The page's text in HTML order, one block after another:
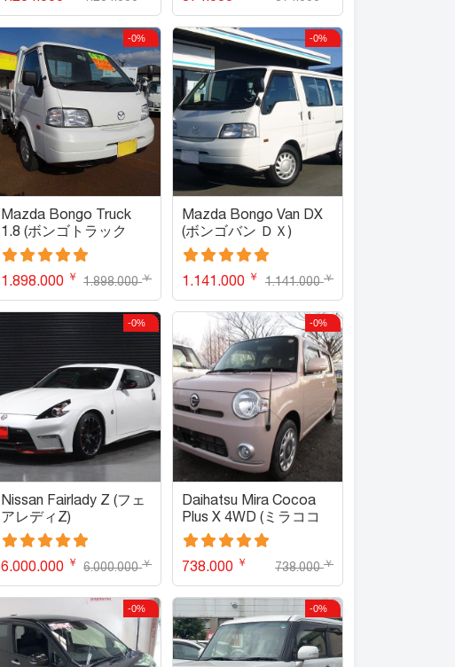
-0%
Mazda Bongo Truck
1.8 (ボンゴトラック
1.8)
1.898.000￥
1.898.000 ￥
-0%
Mazda Bongo Van DX
(ボンゴバン ＤＸ)
1.141.000￥
1.141.000 ￥
-0%
Nissan Fairlady Z (フェ
アレディZ)
6.000.000￥
6.000.000 ￥
-0%
Daihatsu Mira Cocoa
Plus X 4WD (ミラココ
ア プラスＸ ４ＷＤ)
738.000￥
738.000 ￥
-0% -0%